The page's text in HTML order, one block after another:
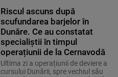
Riscul ascuns după
scufundarea barjelor în
Dunăre. Ce au constatat
specialiștii în timpul
operațiunii de la Cernavodă
Ultima zi a operațiunii de deviere a
cursului Dunării, spre vechiul său